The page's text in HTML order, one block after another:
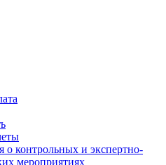
контрольных и экспертно-
мероприятиях